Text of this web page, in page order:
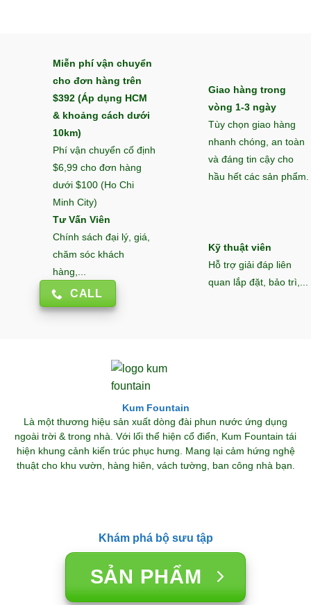
Miễn phí vận chuyển
cho đơn hàng trên
$392 (Áp dụng HCM
& khoảng cách dưới
10km)
Phí vận chuyển cố định
$6,99 cho đơn hàng
dưới $100 (Ho Chi
Minh City)
Giao hàng trong
vòng 1-3 ngày
Tùy chọn giao hàng
nhanh chóng, an toàn
và đáng tin cậy cho
hầu hết các sản phẩm.
Tư Vấn Viên
Chính sách đại lý, giá,
chăm sóc khách
hàng,...
CALL
Kỹ thuật viên
Hỗ trợ giải đáp liên
quan lắp đặt, bảo trì,...
Kum Fountain
Là một thương hiệu sản xuất dòng đài phun nước ứng dụng
ngoài trời & trong nhà. Với lối thể hiện cổ điển, Kum Fountain tái
hiện khung cảnh kiến trúc phục hưng. Mang lại cảm hứng nghệ
thuật cho khu vườn, hàng hiên, vách tường, ban công nhà bạn.
Khám phá bộ sưu tập
SẢN PHẨM